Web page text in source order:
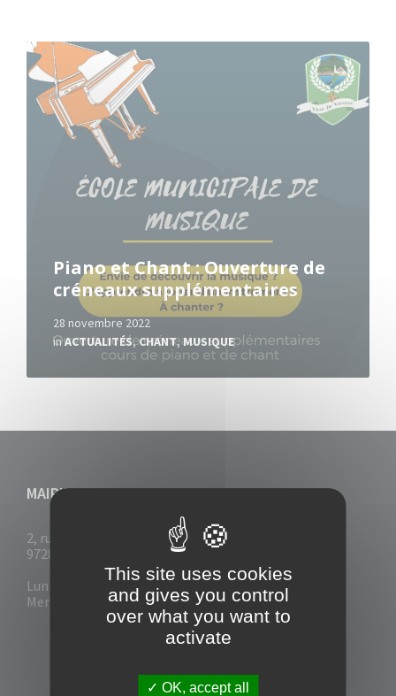
Piano et Chant : Ouverture de
créneaux supplémentaires
28 novembre 2022
inACTUALITÉS,CHANT,MUSIQUE
Read
More
MAIRIE DU VAUCLIN
2, rue Collignon
97280 Le Vauclin
Lun - Mar : 7h30- 13h & 14h-17h
Mer-Jeu-Vend : 7h30 - 13h30
This site uses cookies
and gives you control
over what you want to
activate
OK, accept all